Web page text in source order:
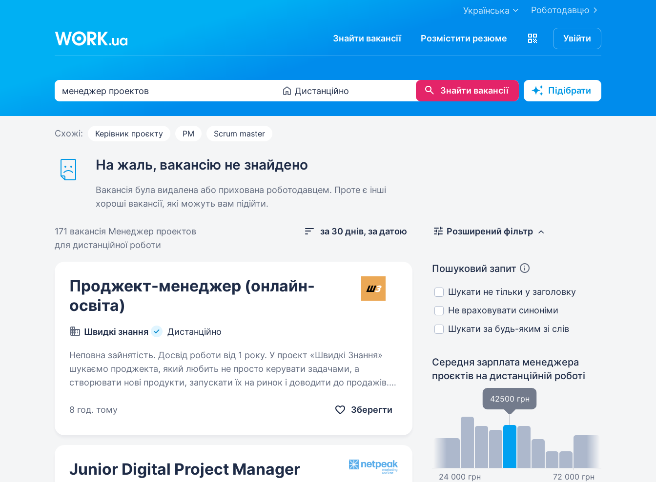
Роботодавцю
Українська
Знайти вакансії Розмістити резюме Увійти
Знайти вакансії Підібрати
Схожі: Керівник проєкту PM Scrum master
На жаль, вакансію не знайдено
Вакансія була видалена або прихована роботодавцем. Проте є інші
хороші вакансії, які можуть вам підійти.
171 вакансія Менеджер проектов
для дистанційної роботи
за 30 днів, за датою
Проджект-менеджер (онлайн-
освіта)
Швидкі знання Дистанційно
Неповна зайнятість. Досвід роботи від 1 року. У проєкт «Швидкі Знання»
шукаємо проджекта, який любить не просто керувати задачами, а
створювати нові продукти, запускати їх на ринок і доводити до продажів.
8 год. тому
Зберегти
Junior Digital Project Manager
Розширений фільтр
Пошуковий запит
Шукати не тільки у заголовку
Не враховувати синоніми
Шукати за будь-яким зі слів
Середня зарплата менеджера
проєктів на дистанційній роботі
24 000 грн
42500 грн
72 000 грн